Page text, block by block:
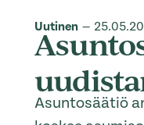
Uutinen —
Asuntosäätiö